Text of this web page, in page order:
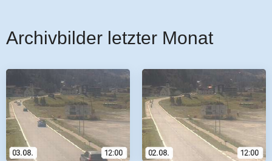
Archivbilder letzter Monat